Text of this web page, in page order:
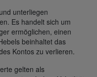
unterliegen
Es handelt sich um
ermöglichen, einen
beinhaltet das
Kontos zu verlieren.
gelten als